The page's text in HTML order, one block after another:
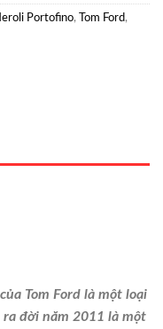
Portofino, Tom Ford,
Tom Ford là một loại
đời năm 2011 là một